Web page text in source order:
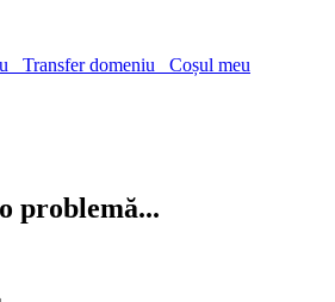
Transfer domeniu Coșul meu
problemă...